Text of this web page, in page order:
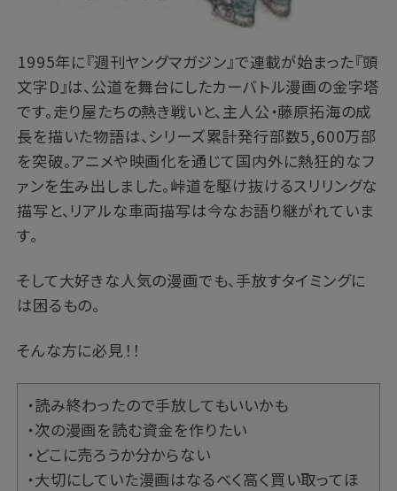
1995年に『週刊ヤングマガジン』で連載が始まった『頭
文字D』は、公道を舞台にしたカーバトル漫画の金字塔
です。走り屋たちの熱き戦いと、主人公・藤原拓海の成
長を描いた物語は、シリーズ累計発行部数5,600万部
を突破。アニメや映画化を通じて国内外に熱狂的なフ
ァンを生み出しました。峠道を駆け抜けるスリリングな
描写と、リアルな車両描写は今なお語り継がれていま
す。
そして大好きな人気の漫画でも、手放すタイミングに
は困るもの。
そんな方に必見！！
・読み終わったので手放してもいいかも
・次の漫画を読む資金を作りたい
・どこに売ろうか分からない
・大切にしていた漫画はなるべく高く買い取ってほ